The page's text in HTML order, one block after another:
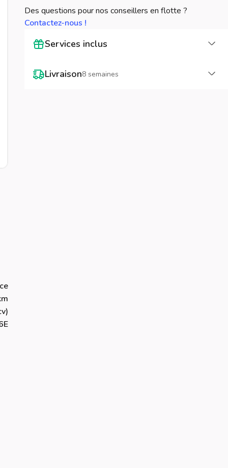
Des questions pour nos conseillers en flotte ?
Contactez-nous !
Services inclus
Livraison8 semaines